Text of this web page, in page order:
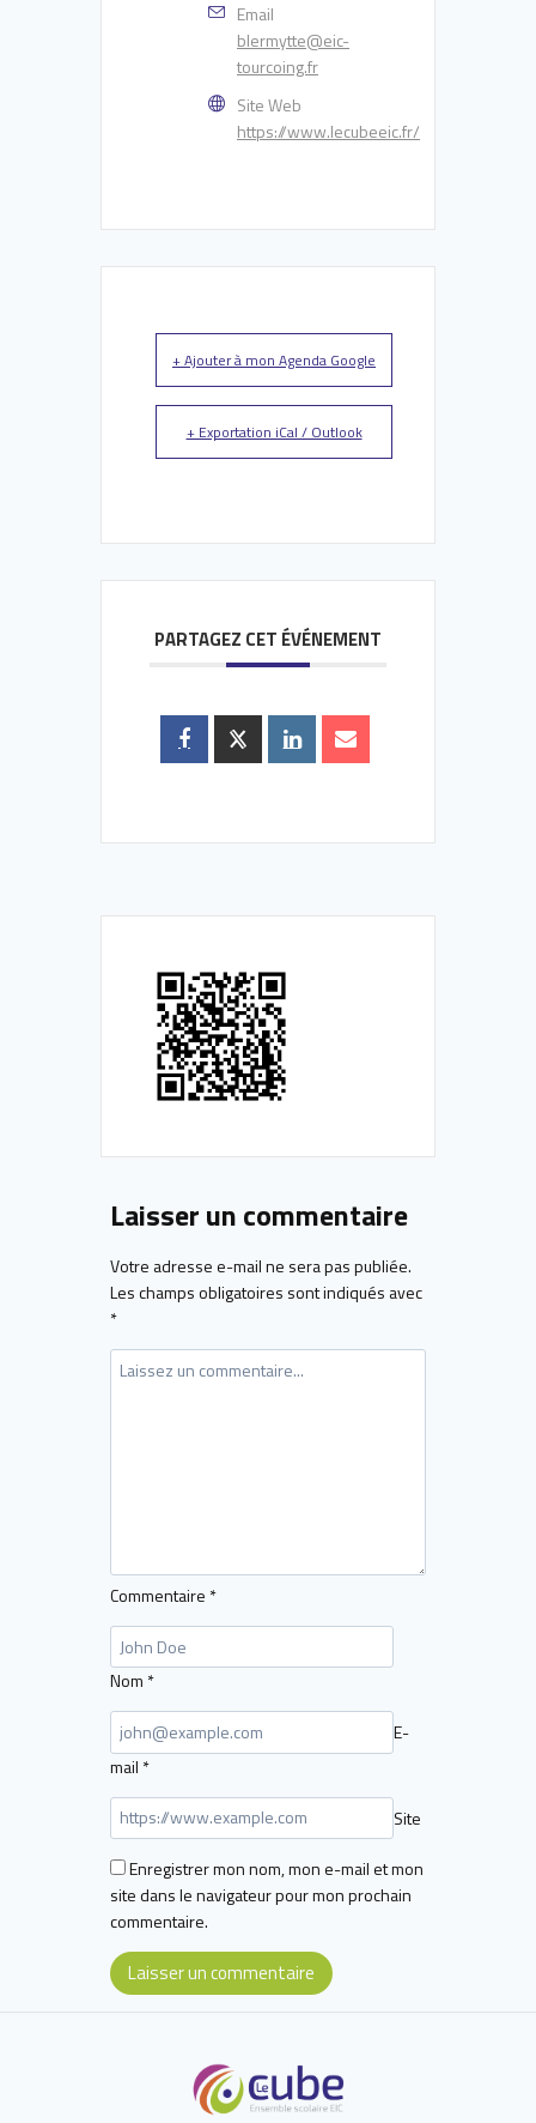
Email
blermytte@eic-
tourcoing.fr
Site Web
https://www.lecubeeic.fr/
+ Ajouter à mon Agenda Google
+ Exportation iCal / Outlook
PARTAGEZ CET ÉVÉNEMENT
Laisser un commentaire
Votre adresse e-mail ne sera pas publiée.
Les champs obligatoires sont indiqués avec
*
Commentaire *
Nom *
E-
mail *
Site
Enregistrer mon nom, mon e-mail et mon
site dans le navigateur pour mon prochain
commentaire.